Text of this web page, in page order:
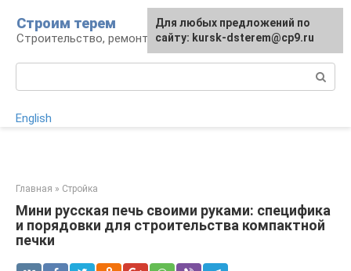
контенту
Строим терем
Строительство, ремонт, ландшафт
English
Главная » Стройка
Мини русская печь своими руками: специфика
и порядовки для строительства компактной
печки
Для любых предложений по
сайту: kursk-dsterem@cp9.ru